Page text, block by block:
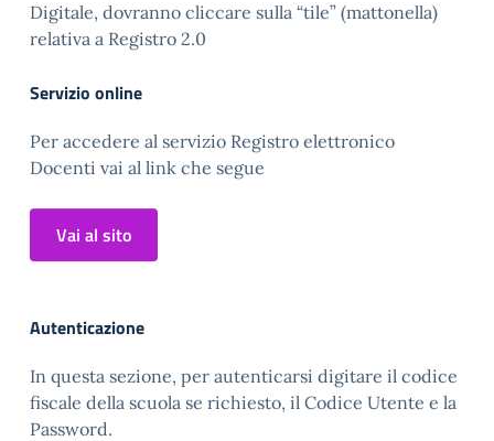
Digitale, dovranno cliccare sulla “tile” (mattonella)
relativa a Registro 2.0
Servizio online
Per accedere al servizio Registro elettronico
Docenti vai al link che segue
Vai al sito
Autenticazione
In questa sezione, per autenticarsi digitare il codice
fiscale della scuola se richiesto, il Codice Utente e la
Password.